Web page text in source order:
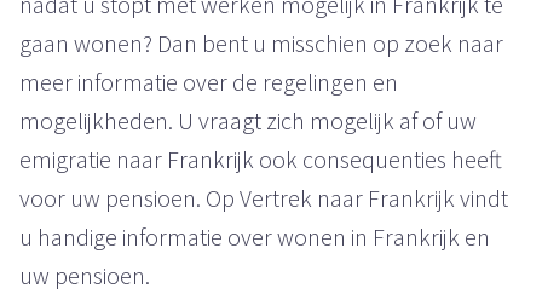
gaan wonen? Dan bent u misschien op zoek naar
meer informatie over de regelingen en
mogelijkheden. U vraagt zich mogelijk af of uw
emigratie naar Frankrijk ook consequenties heeft
voor uw pensioen. Op Vertrek naar Frankrijk vindt
u handige informatie over wonen in Frankrijk en
uw pensioen.